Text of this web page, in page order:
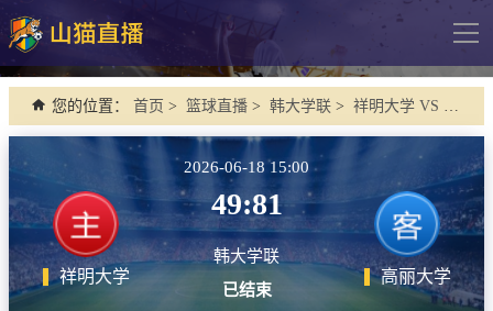
导
网站首页
德甲
法甲
西甲
您的位置： 首页 > 篮球直播 > 韩大学联 > 祥明大学 VS 高丽大学
祥明大学
2026-06-18 15:00
49:81
韩大学联
已结束
高丽大学